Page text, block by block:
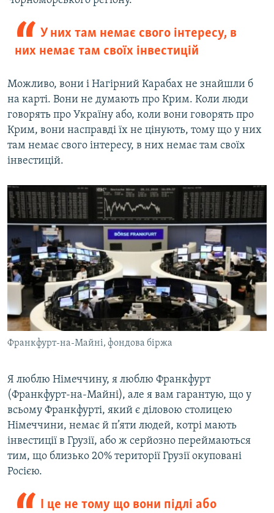
У них там немає свого інтересу, в
них немає там своїх інвестицій
Можливо, вони і Нагірний Карабах не знайшли б
на карті. Вони не думають про Крим. Коли люди
говорять про Україну або, коли вони говорять про
Крим, вони насправді їх не цінують, тому що у них
там немає свого інтересу, в них немає там своїх
інвестицій.
Франкфурт-на-Майні, фондова біржа
Я люблю Німеччину, я люблю Франкфурт
(Франкфурт-на-Майні), але я вам гарантую, що у
всьому Франкфурті, який є діловою столицею
Німеччини, немає й п’яти людей, котрі мають
інвестиції в Грузії, або ж серйозно переймаються
тим, що близько 20% території Грузії окуповані
Росією.
І це не тому що вони підлі або